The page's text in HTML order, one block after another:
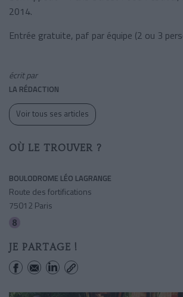
2014.
Entrée gratuite, paf par équipe (2 ou 3
écrit par
LA RÉDACTION
Voir tous ses articles
OÙ LE TROUVER ?
BOULODROME LÉO LAGRANGE
Route des fortifications
75012 Paris
JE PARTAGE !